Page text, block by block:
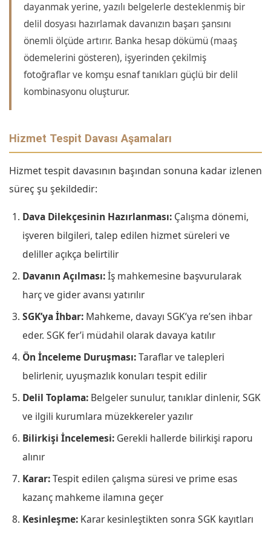
dayanmak yerine, yazılı belgelerle desteklenmiş bir
delil dosyası hazırlamak davanızın başarı şansını
önemli ölçüde artırır. Banka hesap dökümü (maaş
ödemelerini gösteren), işyerinden çekilmiş
fotoğraflar ve komşu esnaf tanıkları güçlü bir delil
kombinasyonu oluşturur.
Hizmet Tespit Davası Aşamaları
Hizmet tespit davasının başından sonuna kadar izlenen
süreç şu şekildedir:
Dava Dilekçesinin Hazırlanması: Çalışma dönemi,
işveren bilgileri, talep edilen hizmet süreleri ve
deliller açıkça belirtilir
Davanın Açılması:İş mahkemesine başvurularak
harç ve gider avansı yatırılır
SGK’ya İhbar: Mahkeme, davayı SGK’ya re’sen ihbar
eder. SGK fer’i müdahil olarak davaya katılır
Ön İnceleme Duruşması:Taraflar ve talepleri
belirlenir, uyuşmazlık konuları tespit edilir
Delil Toplama: Belgeler sunulur, tanıklar dinlenir, SGK
ve ilgili kurumlara müzekkereler yazılır
Bilirkişi İncelemesi: Gerekli hallerde bilirkişi raporu
alınır
Karar:Tespit edilen çalışma süresi ve prime esas
kazanç mahkeme ilamına geçer
Kesinleşme: Karar kesinleştikten sonra SGK kayıtları